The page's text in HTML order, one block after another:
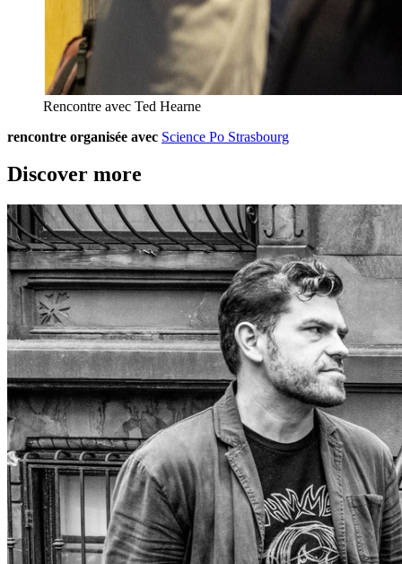
Rencontre avec Ted Hearne
rencontre organisée avec Science Po Strasbourg
Discover more